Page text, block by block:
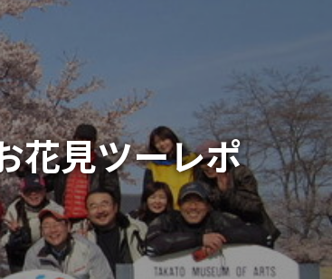
花見ツーレポ